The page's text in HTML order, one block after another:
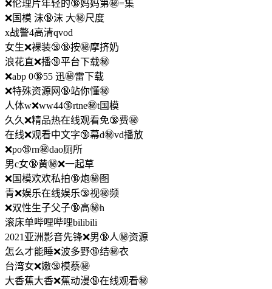
❌伦理片年轻的🔞妈妈第㊙️=集
❌国模 沫🔞沫 大㊙️尺度
x战警4高清qvod
女生❌裸装🔞🔞按㊙️摩挤奶
浪花直❌播🔞平台下载㊙️
❌abp 0🔞55 迅㊙️雷下载
❌特殊资源网🔞站你懂㊙️
人体w❌ww44🔞rtne㊙️t国模
久久❌精品热在线观看免🔞费㊙️
在线❌观看中文字🔞幕d㊙️vd播放
❌po🔞rn㊙️dao厕所
男c女🔞黄㊙️❌一起草
❌国模欢欢私拍🔞炮㊙️图
青❌娱乐在线娱乐🔞视㊙️频
❌双性生子父子🔞高㊙️h
滚床单哔哩哔哩bilibili
2021亚洲影音先锋❌男🔞人㊙️资源
怎么才能睡❌波多野🔞结㊙️衣
台湾女❌嫩🔞模蔡㊙️
大香蕉大香❌蕉动漫🔞在线观看㊙️